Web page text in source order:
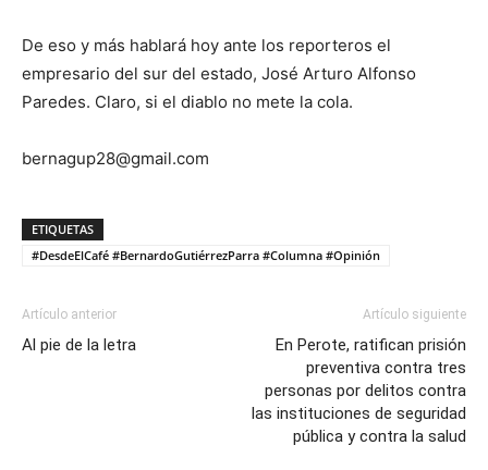
De eso y más hablará hoy ante los reporteros el
empresario del sur del estado, José Arturo Alfonso
Paredes. Claro, si el diablo no mete la cola.
bernagup28@gmail.com
ETIQUETAS
#DesdeElCafé #BernardoGutiérrezParra #Columna #Opinión
Artículo anterior
Al pie de la letra
Artículo siguiente
En Perote, ratifican prisión
preventiva contra tres
personas por delitos contra
las instituciones de seguridad
pública y contra la salud